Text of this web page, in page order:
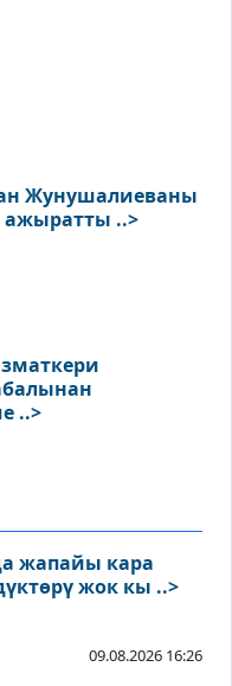
Жунушалиеваны
..>
..>
жапайы кара
жок кы ..>
09.08.2026 16:26